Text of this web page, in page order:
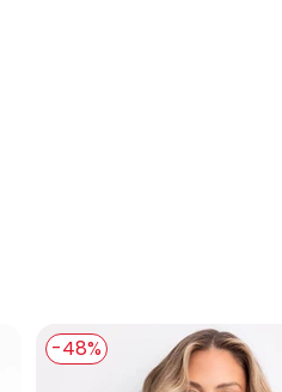
Preto em Viscose Plana
-48%